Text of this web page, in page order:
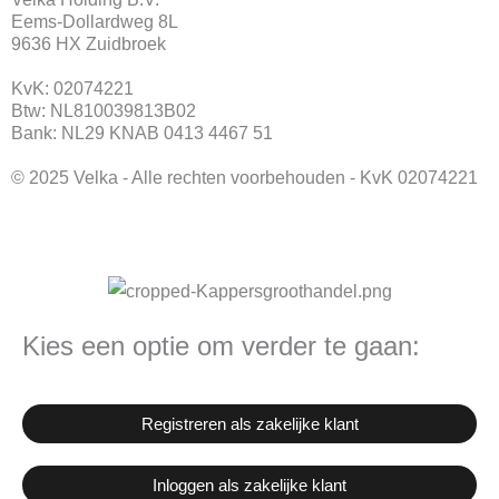
o
o
k
g
r
a
m
Eems-Dollardweg 8L
9636 HX Zuidbroek
KvK: 02074221
Btw: NL810039813B02
Bank: NL29 KNAB 0413 4467 51
© 2025 Velka - Alle rechten voorbehouden - KvK 02074221
Kies een optie om verder te gaan:
Registreren als zakelijke klant
Inloggen als zakelijke klant